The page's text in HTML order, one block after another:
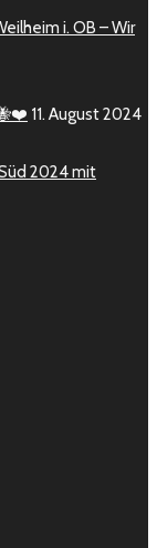
i. OB – Wir
11. August 2024
2024 mit